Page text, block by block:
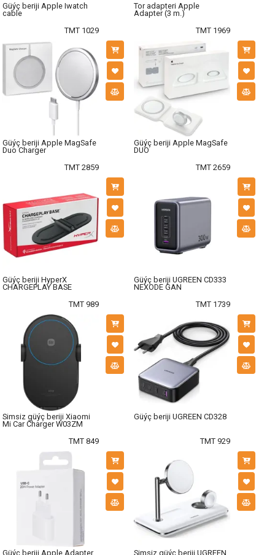
Güýç beriji Apple Iwatch
cable
TMT 1029
Tor adapteri Apple
Adapter (3 m.)
TMT 1969
Güýç beriji Apple MagSafe
Duo Charger
TMT 2859
Güýç beriji Apple MagSafe
DUO
TMT 2659
Güýç beriji HyperX
CHARGEPLAY BASE
TMT 989
Güýç beriji UGREEN CD333
NEXODE GAN
TMT 1739
Simsiz güýç beriji Xiaomi
Mi Car Charger W03ZM
TMT 849
Güýç beriji UGREEN CD328
TMT 929
Güýç beriji Apple Adapter Simsiz güýç beriji UGREEN